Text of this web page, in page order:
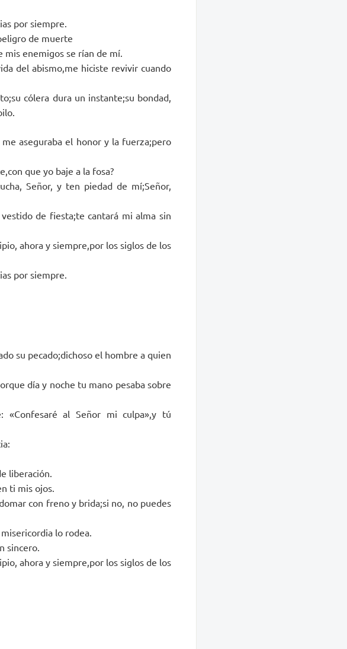
por siempre.
de muerte
mis enemigos se rían de mí.
del abismo,me hiciste revivir cuando
cólera dura un instante;su bondad,
me aseguraba el honor y la fuerza;pero
que yo baje a la fosa?
Señor, y ten piedad de mí;Señor,
de fiesta;te cantará mi alma sin
ahora y siempre,por los siglos de los
por siempre.
su pecado;dichoso el hombre a quien
día y noche tu mano pesaba sobre
«Confesaré al Señor mi culpa»,y tú
liberación.
ti mis ojos.
con freno y brida;si no, no puedes
lo rodea.
sincero.
ahora y siempre,por los siglos de los